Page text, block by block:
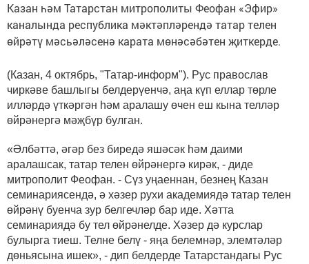
Казан һәм Татарстан митрополиты Феофан «Эфир»
каналында республика мәктәпләрендә татар телен
өйрәтү мәсьәләсенә карата мөнәсәбәтен җиткерде.
(Казан, 4 октябрь, "Татар-информ"). Рус православ
чиркәве башлыгы белдерүенчә, аңа күп еллар төрле
илләрдә үткәргән һәм аралашу өчен еш кына телләр
өйрәнергә мәҗбүр булган.
«Әлбәттә, әгәр без биредә яшәсәк һәм даими
аралашсак, татар телен өйрәнергә кирәк, - диде
митрополит Феофан. - Сүз уңаеннан, безнең Казан
семинариясендә, ә хәзер рухи академиядә татар телен
өйрәнү буенча зур белгечләр бар иде. Хәтта
семинариядә бу тел өйрәнелде. Хәзер дә курслар
булырга тиеш. Телне белү - яңа белемнәр, элемтәләр
дөньясына ишек», - дип белдерде Татарстандагы Рус